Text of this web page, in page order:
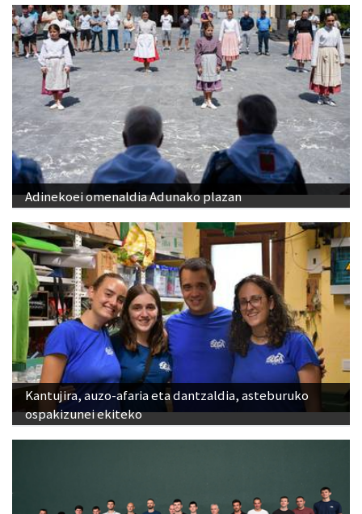
Adinekoei omenaldia Adunako plazan
Kantujira, auzo-afaria eta dantzaldia, asteburuko
ospakizunei ekiteko